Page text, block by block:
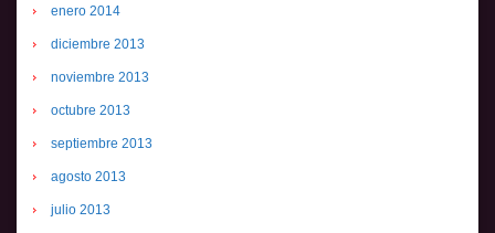
enero 2014
diciembre 2013
noviembre 2013
octubre 2013
septiembre 2013
agosto 2013
julio 2013